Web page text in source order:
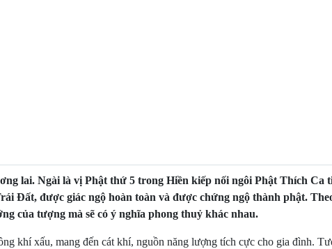
lai. Ngài là vị Phật thứ 5 trong Hiền kiếp nối ngôi Phật Thích Ca
Đất, được giác ngộ hoàn toàn và được chứng ngộ thành phật.
của tượng mà sẽ có ý nghĩa phong thuỷ khác nhau.
khí xấu, mang đến cát khí, nguồn năng lượng tích cực cho gia đình.